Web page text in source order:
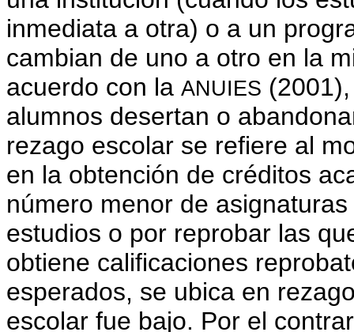
inmediata a otra) o a un
cambian de uno a otro en la
acuerdo con la ANUIES
alumnos desertan o
rezago escolar se refiere al
en la obtención de créditos
número menor de
estudios o por reprobar las
obtiene calificaciones
esperados, se ubica en
escolar fue bajo. Por el